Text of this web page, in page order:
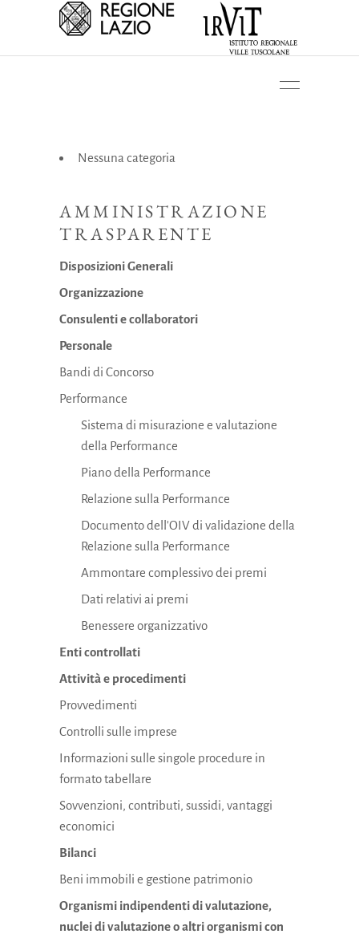
Nessuna categoria
AMMINISTRAZIONE
TRASPARENTE
Disposizioni Generali
Organizzazione
Consulenti e collaboratori
Personale
Bandi di Concorso
Performance
Sistema di misurazione e valutazione
della Performance
Piano della Performance
Relazione sulla Performance
Documento dell'OIV di validazione della
Relazione sulla Performance
Ammontare complessivo dei premi
Dati relativi ai premi
Benessere organizzativo
Enti controllati
Attività e procedimenti
Provvedimenti
Controlli sulle imprese
Informazioni sulle singole procedure in
formato tabellare
Sovvenzioni, contributi, sussidi, vantaggi
economici
Bilanci
Beni immobili e gestione patrimonio
Organismi indipendenti di valutazione,
nuclei di valutazione o altri organismi con